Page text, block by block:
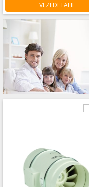
VEZI DETALII